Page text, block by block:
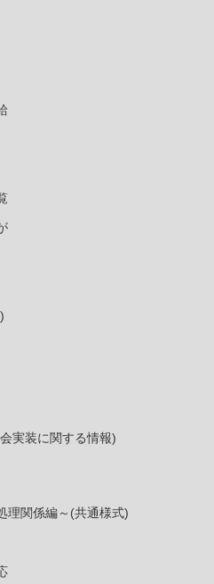
実装に関する情報)
理関係編～(共通様式)